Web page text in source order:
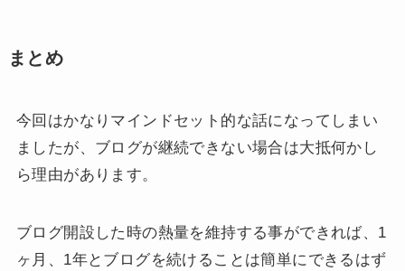
まとめ
今回はかなりマインドセット的な話になってしまい
ましたが、ブログが継続できない場合は大抵何かし
ら理由があります。
ブログ開設した時の熱量を維持する事ができれば、1
ヶ月、1年とブログを続けることは簡単にできるはず